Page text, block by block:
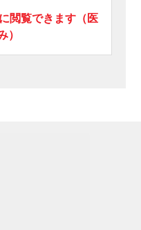
閲覧できます（医
）